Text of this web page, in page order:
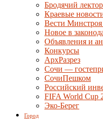
Бродячий
Краевые
Вести
Новое в
Объявления и
Конкурсы
АрхРазрез
Сочи —
СочиПешком
Российский
FIFA World Cup
Эко-Берег
Город